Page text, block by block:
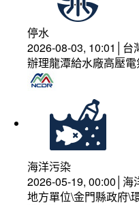
停水
2026-08-03, 10:01│台
辦理龍潭給水廠高壓
海洋污染
2026-05-19, 00:00│海
地方單位\金門縣政府\